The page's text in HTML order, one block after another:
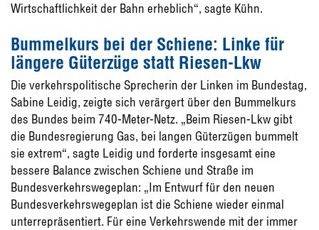
Wirtschaftlichkeit der Bahn erheblich“, sagte Kühn.
Bummelkurs bei der Schiene: Linke für
längere Güterzüge statt Riesen-Lkw
Die verkehrspolitische Sprecherin der Linken im Bundestag,
Sabine Leidig, zeigte sich verärgert über den Bummelkurs
des Bundes beim 740-Meter-Netz. „Beim Riesen-Lkw gibt
die Bundesregierung Gas, bei langen Güterzügen bummelt
sie extrem“, sagte Leidig und forderte insgesamt eine
bessere Balance zwischen Schiene und Straße im
Bundesverkehrswegeplan: „Im Entwurf für den neuen
Bundesverkehrswegeplan ist die Schiene wieder einmal
unterrepräsentiert. Für eine Verkehrswende mit der immer